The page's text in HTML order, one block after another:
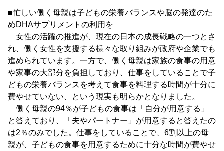
■忙しい働く母親は子どもの栄養バランスや脳の発達のた
めDHAサプリメントの利用を
女性の活躍の推進が、現在の日本の成長戦略の一つとさ
れ、働く女性を支援する様々な取り組みが政府や企業でも
進められています。一方で、働く母親は家族の食事の用意
や家事の大部分を負担しており、仕事をしていることで子
どもの栄養バランスを考えて食事を料理する時間が十分に
費やせていない、という現実も明らかとなりました。
働く母親の94％が子どもの食事は「自分が用意する」
と答えており、「夫やパートナー」が用意すると答えたの
は2％のみでした。仕事をしていることで、6割以上の母
親が、子どもの食事を用意するために十分な時間が費やせ